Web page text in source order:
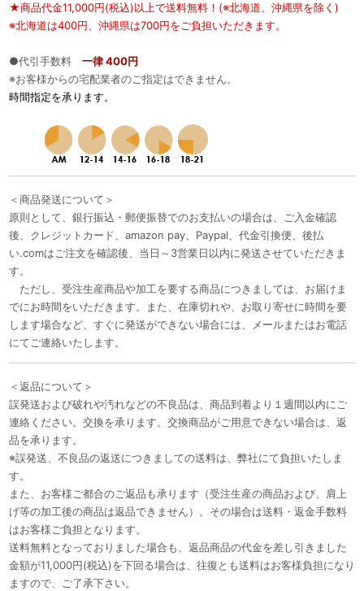
★商品代金11,000円(税込)以上で送料無料！(※北海道、沖縄県を除く)
※北海道は400円、沖縄県は700円をご負担いただきます。
●代引手数料 一律 400円
※お客様からの宅配業者のご指定はできません。
時間指定を承ります。
＜商品発送について＞
原則として、銀行振込・郵便振替でのお支払いの場合は、ご入金確認
後、クレジットカード、amazon pay、Paypal、代金引換便、後払
い.comはご注文を確認後、当日～3営業日以内に発送させていただきま
す。
ただし、受注生産商品や加工を要する商品につきましては、お届けま
でにお時間をいただきます。また、在庫切れや、お取り寄せに時間を要
します場合など、すぐに発送ができない場合には、メールまたはお電話
にてご連絡いたします。
＜返品について＞
誤発送および破れや汚れなどの不良品は、商品到着より１週間以内にご
連絡ください。交換を承ります。交換商品がご用意できない場合は、返
品を承ります。
※誤発送、不良品の返送につきましての送料は、弊社にて負担いたしま
す。
また、お客様ご都合のご返品も承ります（受注生産の商品および、肩上
げ等の加工後の商品は返品できません）。その場合は送料・返金手数料
はお客様ご負担となります。
送料無料となっておりました場合も、返品商品の代金を差し引きました
金額が11,000円(税込)を下回る場合は、往復とも送料はお客様負担になり
ますので、ご了承下さい。